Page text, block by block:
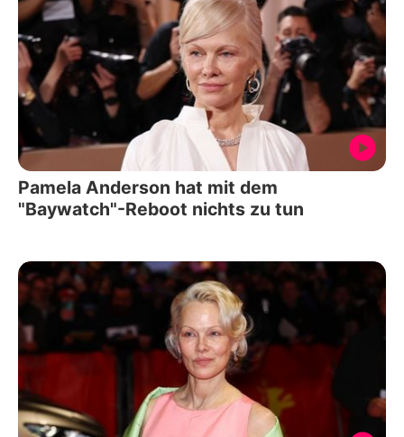
Pamela Anderson hat mit dem
"Baywatch"-Reboot nichts zu tun